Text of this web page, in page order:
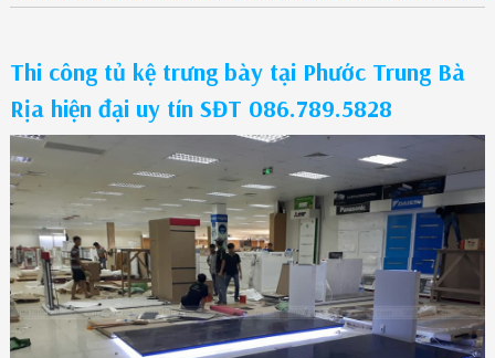
Thi công tủ kệ trưng bày tại Phước Trung Bà
Rịa hiện đại uy tín SĐT 086.789.5828